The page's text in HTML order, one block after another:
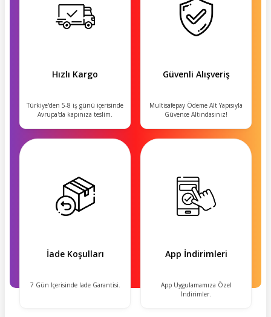
Hızlı Kargo
Türkiye'den 5-8 iş günü içerisinde
Avrupa'da kapınıza teslim.
Güvenli Alışveriş
Multisafepay Ödeme Alt Yapısıyla
Güvence Altındasınız!
İade Koşulları
7 Gün İçerisinde İade Garantisi.
App İndirimleri
App Uygulamamıza Özel
İndirimler.